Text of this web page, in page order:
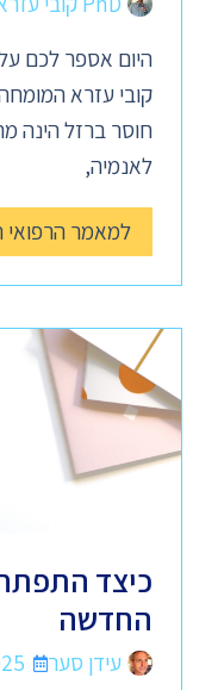
היום אספר לכם
קובי עזרא
חוסר ברזל הינה
לאנמיה,
למאמר הרפואי
כיצד
החדשה
עידן סער